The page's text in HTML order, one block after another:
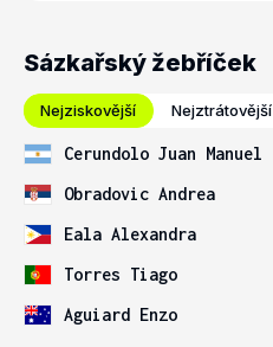
Sázkařský žebříček
Nejziskovější Nejztrátovější
Cerundolo Juan Manuel
Obradovic Andrea
Eala Alexandra
Torres Tiago
Aguiard Enzo